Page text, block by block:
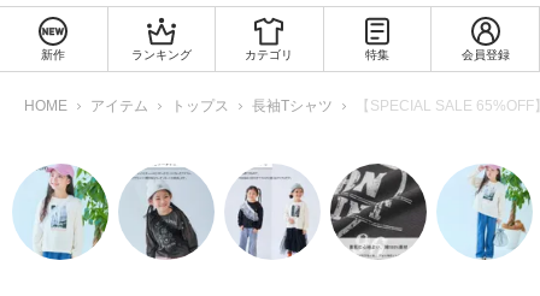
グ
規
録
探
新作 ランキング カテゴリ 特集 会員登録
HOME アイテム トップス 長袖Tシャツ 【SPECIAL SALE